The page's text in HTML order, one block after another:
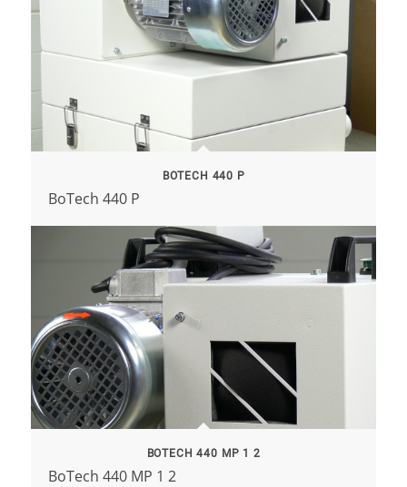
BOTECH 440 P
BoTech 440 P
BOTECH 440 MP 1 2
BoTech 440 MP 1 2